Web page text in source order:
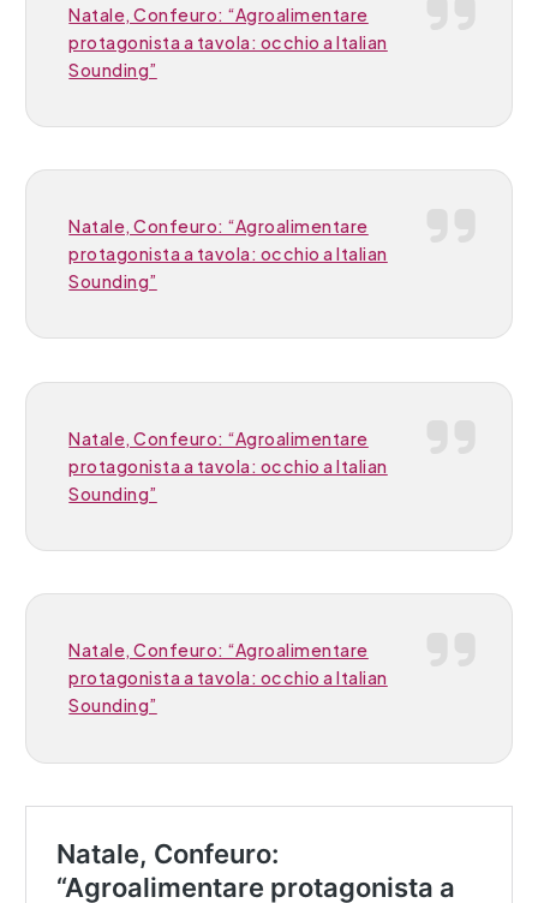
Natale, Confeuro: “Agroalimentare
protagonista a tavola: occhio a Italian
Sounding”
Natale, Confeuro: “Agroalimentare
protagonista a tavola: occhio a Italian
Sounding”
Natale, Confeuro: “Agroalimentare
protagonista a tavola: occhio a Italian
Sounding”
Natale, Confeuro: “Agroalimentare
protagonista a tavola: occhio a Italian
Sounding”